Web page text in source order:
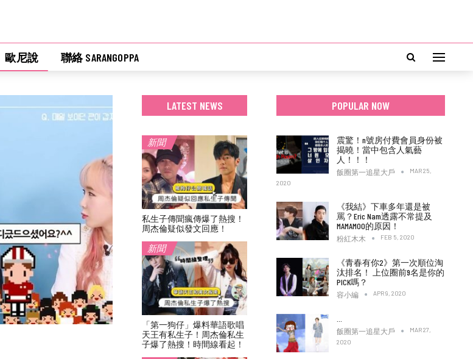
歐尼說 聯絡 SARANGOPPA
POPULAR NOW
震驚！n號房付費會員身份被
揭曉！當中包含人氣藝
人！！！
飯圈第一追星大戶
MAR 25,
2020
《我結》下車多年還是被
罵？Eric Nam透露不常提及
MAMAMOO的原因！
粉紅木木 FEB 5, 2020
《青春有你2》第一次順位淘
汰排名！ 上位圈前9名是你的
PICK嗎？
容小編 APR 9, 2020
飯圈第一追星大戶
MAR 27,
2020
LATEST NEWS
新聞
私生子傳聞瘋傳爆了熱搜！
周杰倫疑似發文回應！
新聞
「第一狗仔」爆料華語歌唱
天王有私生子！周杰倫私生
子爆了熱搜！時間線看起！